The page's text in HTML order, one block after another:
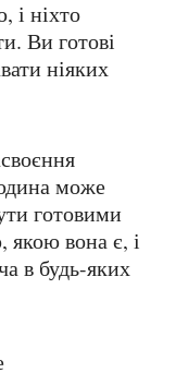
і ніхто
Ви готові
ніяких
може
готовими
якою вона є, і
в будь-яких